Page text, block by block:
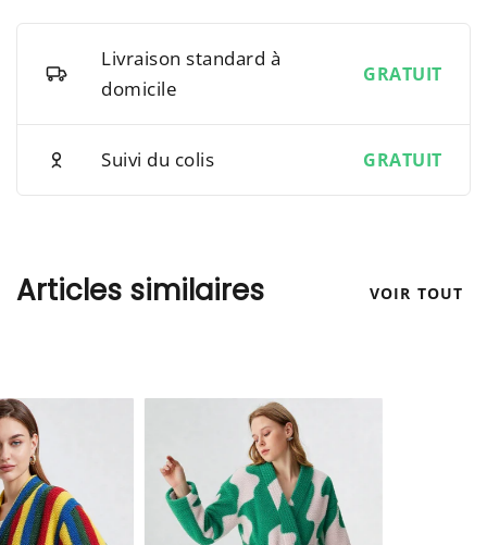
Livraison standard à
domicile
GRATUIT
Suivi du colis GRATUIT
Articles similaires VOIR TOUT